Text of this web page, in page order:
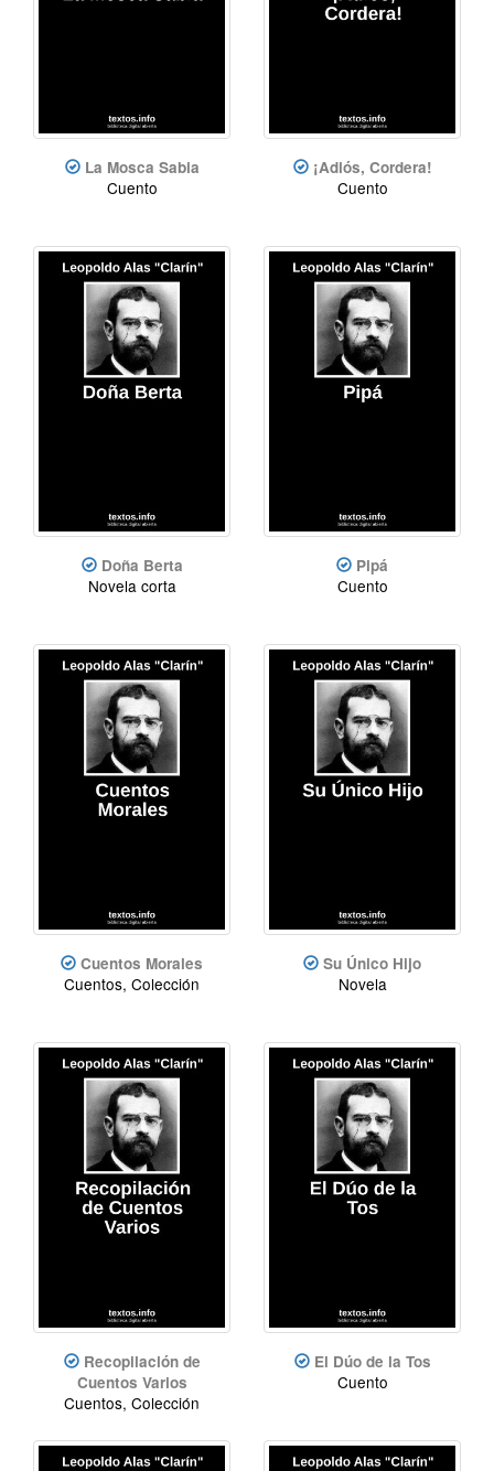
La Mosca Sabia
Cuento
¡Adiós, Cordera!
Cuento
Doña Berta
Novela corta
Pipá
Cuento
Cuentos Morales
Cuentos, Colección
Su Único Hijo
Novela
Recopilación de
Cuentos Varios
Cuentos, Colección
El Dúo de la Tos
Cuento